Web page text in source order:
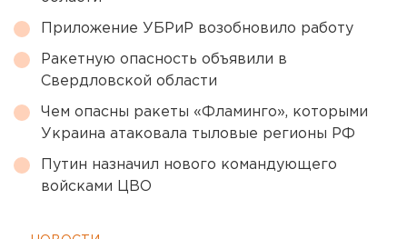
Приложение УБРиР возобновило работу
Ракетную опасность объявили в
Свердловской области
Чем опасны ракеты «Фламинго», которыми
Украина атаковала тыловые регионы РФ
Путин назначил нового командующего
войсками ЦВО